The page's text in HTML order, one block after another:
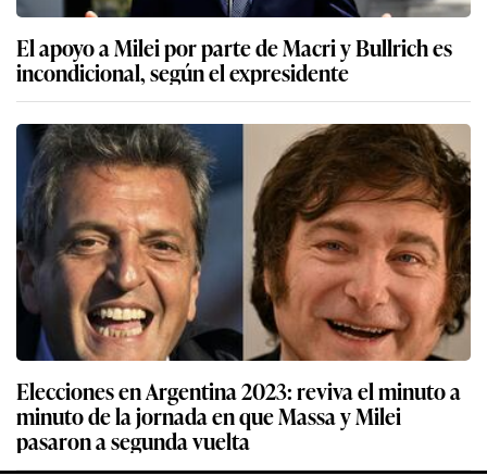
El apoyo a Milei por parte de Macri y Bullrich es
incondicional, según el expresidente
Elecciones en Argentina 2023: reviva el minuto a
minuto de la jornada en que Massa y Milei
pasaron a segunda vuelta